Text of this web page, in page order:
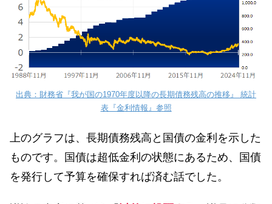
出典：財務省『我が国の1970年度以降の長期債務残高の推移』 統計
表『金利情報』参照
上のグラフは、長期債務残高と国債の金利を示した
ものです。国債は超低金利の状態にあるため、国債
を発行して予算を確保すれば済む話でした。